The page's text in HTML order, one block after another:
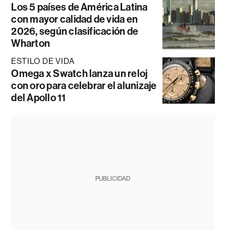
Los 5 países de América Latina
con mayor calidad de vida en
2026, según clasificación de
Wharton
ESTILO DE VIDA
Omega x Swatch lanza un reloj
con oro para celebrar el alunizaje
del Apollo 11
PUBLICIDAD